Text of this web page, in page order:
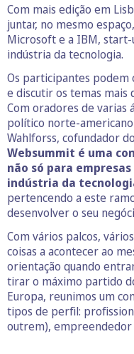
Com mais edição em
juntar, no mesmo
Microsoft e a IBM,
indústria da tecnologia.
Os participantes podem
e discutir os temas mais
Com oradores de varias
político norte-
Wahlforss, cofundador
Websummit é uma
não só para
indústria da
pertencendo a este
desenvolver o seu
Com vários palcos,
coisas a acontecer ao
orientação quando
tirar o máximo partido
Europa, reunimos um
tipos de perfil:
outrem), empreendedor